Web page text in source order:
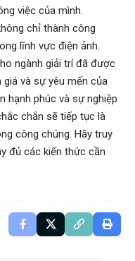
việc của mình.
chỉ thành công
lĩnh vực điện ảnh.
ngành giải trí đã được
và sự yêu mến của
hạnh phúc và sự nghiệp
chắn sẽ tiếp tục là
công chúng. Hãy truy
đủ các kiến thức cần